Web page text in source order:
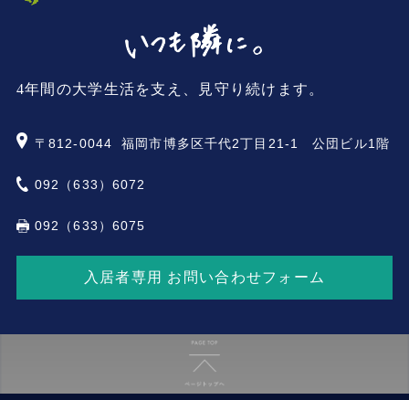
4年間の大学生活を支え、見守り続けます。
〒812-0044 福岡市博多区千代2丁目21-1 公団ビル1階
092（633）6072
092（633）6075
入居者専用 お問い合わせフォーム